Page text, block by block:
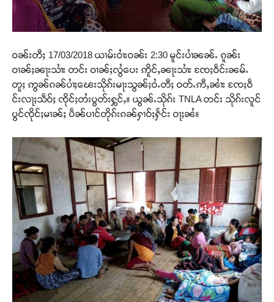
ဝၼ်းတီႈ 17/03/2018 ယၢမ်းဝၢႆးဝၼ်း 2:30 မူင်းပၢႆၼၼ်ႉ ၵူၼ်း
ဝၢၼ်ႈၼႃးသၢႆး တင်း ဝၢၼ်ႈလွႆပေး ဢိူင်ႇၼႃးသၢႆး ၸႄႈဝဵင်းၼမ်ႉ
တူႈ ဢွၼ်ၵၼ်ပၢႆႈၽေးသိုၵ်းမႃးသွၼ်ႈဝႆႉတီႈ ဝတ်ႉဢီႇၼၢႆး ၸႄႈဝဵ
င်းလႃႈသဵဝ်ႈ ၸိုင်ႈတႆးပွတ်းႁွင်ႇ။ ယွၼ်ႉသိုၵ်း TNLA တင်း သိုၵ်းလူင်
ပွင်ၸိုင်ႈမၢၼ်ႈ ပဵၼ်ပၢင်တိုၵ်းၵၼ်ႁၢဝ်ႈႁႅင်း ဝႃႈၼႆ။